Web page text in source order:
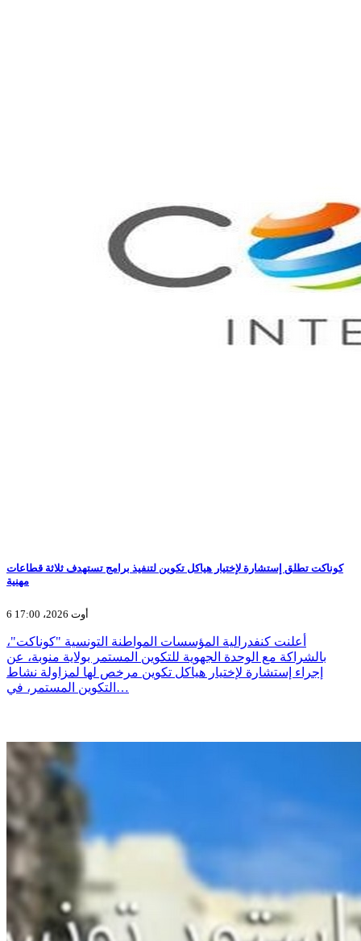
كوناكت تطلق إستشارة لإختيار هياكل تكوين لتنفيذ برامج تستهدف ثلاثة قطاعات
مهنية
6 أوت 2026، 17:00
أعلنت كنفدرالية المؤسسات المواطنة التونسية "كوناكت"،
بالشراكة مع الوحدة الجهوية للتكوين المستمر بولاية منوبة، عن
إجراء إستشارة لإختيار هياكل تكوين مرخص لها لمزاولة نشاط
التكوين المستمر، في…